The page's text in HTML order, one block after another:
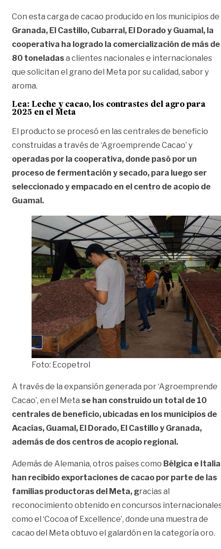
Con esta carga de cacao producido en los municipios de
Granada, El Castillo, Cubarral, El Dorado y Guamal, la
cooperativa ha logrado la comercialización de más de
80 toneladasa clientes nacionales e internacionales
que solicitan el grano del Meta por su calidad, sabor y
aroma.
Lea: Leche y cacao, los contrastes del agro para
2025 en el Meta
El producto se procesó en las centrales de beneficio
construidas a través de ‘Agroemprende Cacao’ y
operadas por la cooperativa, donde pasó por un
proceso de fermentación y secado, para luego ser
seleccionado y empacado en el centro de acopio de
Guamal.
Foto: Ecopetrol
A través de la expansión generada por ‘Agroemprende
Cacao’, en el Meta se han construido un total de 10
centrales de beneficio, ubicadas en los municipios de
Acacías, Guamal, El Dorado, El Castillo y Granada,
además de dos centros de acopio regional.
Además de Alemania, otros países como Bélgica e Italia
han recibido exportaciones de cacao por parte de las
familias productoras del Meta, gracias al
reconocimiento obtenido en concursos
como el ‘Cocoa of Excellence’, donde una muestra de
cacao del Meta obtuvo el galardón en la categoría oro.